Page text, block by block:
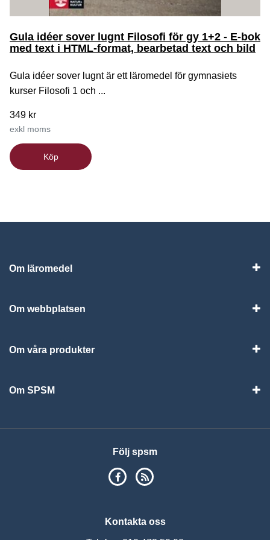
Gula idéer sover lugnt Filosofi för gy 1+2 - E-bok
med text i HTML-format, bearbetad text och bild
Gula idéer sover lugnt är ett läromedel för gymnasiets
kurser Filosofi 1 och ...
349 kr
exkl moms
Köp
Om läromedel
Om webbplatsen
Om våra produkter
Om SPSM
Följ spsm
SPSM på Facebook
Kontakta oss